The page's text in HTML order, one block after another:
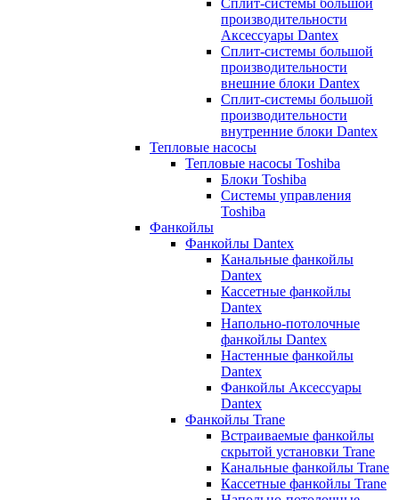
Сплит-системы большой
производительности
Аксессуары Dantex
Сплит-системы большой
производительности
внешние блоки Dantex
Сплит-системы большой
производительности
внутренние блоки Dantex
Тепловые насосы
Тепловые насосы Toshiba
Блоки Toshiba
Системы управления
Toshiba
Фанкойлы
Фанкойлы Dantex
Канальные фанкойлы
Dantex
Кассетные фанкойлы
Dantex
Напольно-потолочные
фанкойлы Dantex
Настенные фанкойлы
Dantex
Фанкойлы Аксессуары
Dantex
Фанкойлы Trane
Встраиваемые фанкойлы
скрытой установки Trane
Канальные фанкойлы Trane
Кассетные фанкойлы Trane